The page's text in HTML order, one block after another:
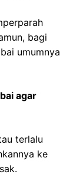
bagi
umumnya
agar
terlalu
ke